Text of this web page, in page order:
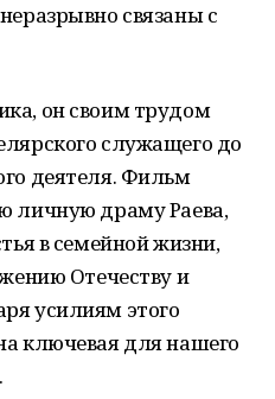
связаны с
он своим трудом
служащего до
деятеля. Фильм
личную драму Раева,
в семейной жизни,
Отечеству и
усилиям этого
ключевая для нашего